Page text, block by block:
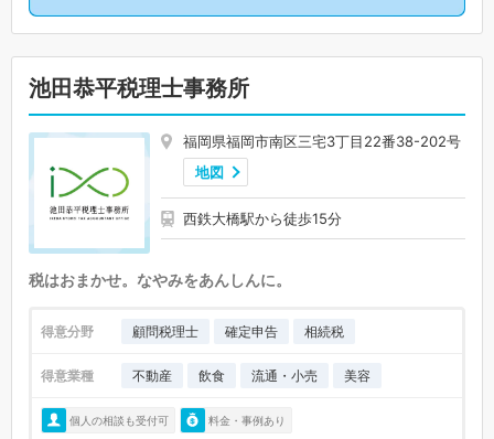
池田恭平税理士事務所
福岡県福岡市南区三宅3丁目22番38-202号
地図
西鉄大橋駅から徒歩15分
税はおまかせ。なやみをあんしんに。
得意分野 顧問税理士 確定申告 相続税
得意業種 不動産 飲食 流通・小売 美容
個人の相談も受付可 料金・事例あり